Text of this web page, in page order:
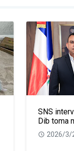
SNS
Dib toma
2026/3/